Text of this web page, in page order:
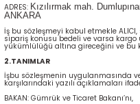
ADRES: Kızılırmak mah.
ANKARA
İş bu sözleşmeyi kabul etmekle
sipariş konusu bedeli ve varsa
yükümlülüğü altına gireceğini ve
2.TANIMLAR
İşbu sözleşmenin uygulanmasında
karşılarındaki yazılı açıklamaları
BAKAN: Gümrük ve Ticaret Bakanı’nı,